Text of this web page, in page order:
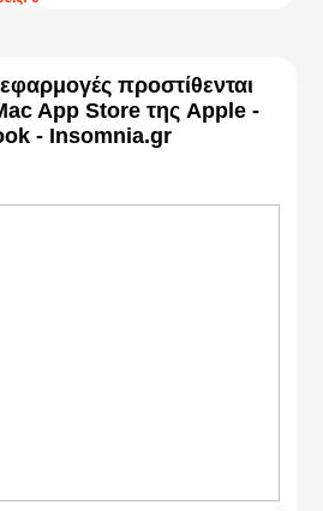
προστίθενται
App Store της Apple -
- Insomnia.gr